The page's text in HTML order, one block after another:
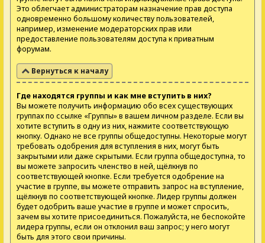
Это облегчает администраторам назначение прав доступа
одновременно большому количеству пользователей,
например, изменение модераторских прав или
предоставление пользователям доступа к приватным
форумам.
Вернуться к началу
Где находятся группы и как мне вступить в них?
Вы можете получить информацию обо всех существующих
группах по ссылке «Группы» в вашем личном разделе. Если вы
хотите вступить в одну из них, нажмите соответствующую
кнопку. Однако не все группы общедоступны. Некоторые могут
требовать одобрения для вступления в них, могут быть
закрытыми или даже скрытыми. Если группа общедоступна, то
вы можете запросить членство в ней, щёлкнув по
соответствующей кнопке. Если требуется одобрение на
участие в группе, вы можете отправить запрос на вступление,
щёлкнув по соответствующей кнопке. Лидер группы должен
будет одобрить ваше участие в группе и может спросить,
зачем вы хотите присоединиться. Пожалуйста, не беспокойте
лидера группы, если он отклонил ваш запрос; у него могут
быть для этого свои причины.